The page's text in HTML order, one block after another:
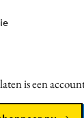
is een